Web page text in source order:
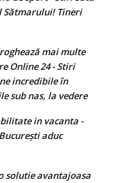
Sătmarului! Tineri
mai multe
Online 24 - Stiri
incredibile în
sub nas, la vedere
in vacanta -
aduc
solutie avantajoasa